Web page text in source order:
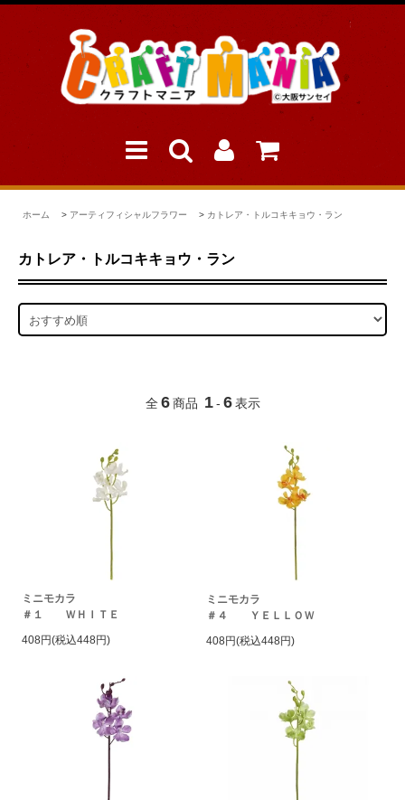
ホーム > アーティフィシャルフラワー > カトレア・トルコキキョウ・ラン
カトレア・トルコキキョウ・ラン
全 6 商品 1 - 6 表示
ミニモカラ
＃１ ＷＨＩＴＥ
408円(税込448円)
ミニモカラ
＃４ ＹＥＬＬＯＷ
408円(税込448円)